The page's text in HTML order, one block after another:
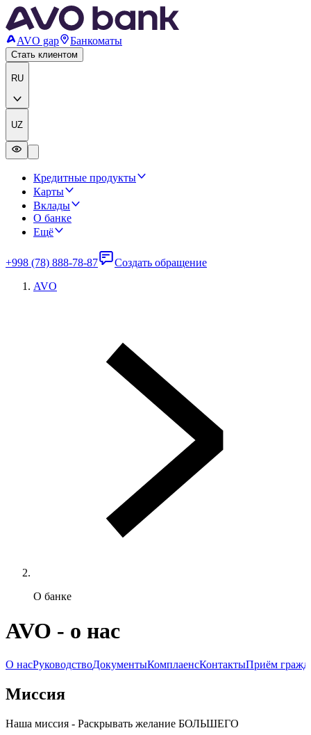
AVO gap Банкоматы
Стать клиентом
RU
UZ
Кредитные продукты
Карты
Вклады
О банке
Ещё
+998 (78) 888-78-87
Создать обращение
AVO
О банке
AVO - о нас
О насРуководствоДокументыКомплаенсКонтактыПриём
Миссия
Наша миссия - Раскрывать желание БОЛЬШЕГО